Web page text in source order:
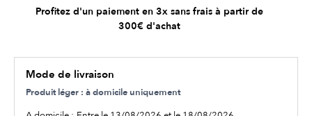
Profitez d'un paiement en 3x sans frais à partir de
300€ d'achat
Mode de livraison
Produit léger : à domicile uniquement